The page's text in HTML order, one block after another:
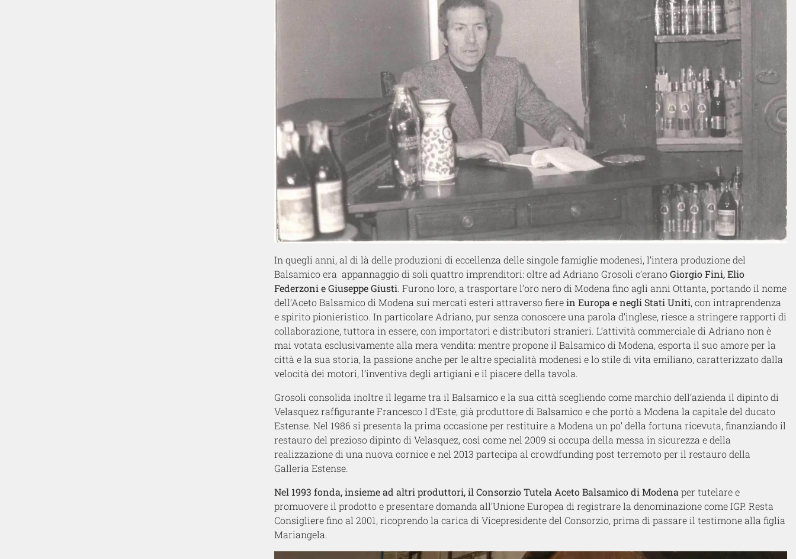
In quegli anni, al di là delle produzioni di eccellenza delle singole famiglie modenesi, l’intera produzione del
Balsamico era appannaggio di soli quattro imprenditori: oltre ad Adriano Grosoli c’eranoGiorgio Fini, Elio
Federzoni e Giuseppe Giusti. Furono loro, a trasportare l’oro nero di Modena fino agli anni Ottanta, portando il nome
dell’Aceto Balsamico di Modena sui mercati esteri attraverso fierein Europa e negli Stati Uniti, con intraprendenza
e spirito pionieristico. In particolare Adriano, pur senza conoscere una parola d’inglese, riesce a stringere rapporti di
collaborazione, tuttora in essere, con importatori e distributori stranieri. L’attività commerciale di Adriano non è
mai votata esclusivamente alla mera vendita: mentre propone il Balsamico di Modena, esporta il suo amore per la
città e la sua storia, la passione anche per le altre specialità modenesi e lo stile di vita emiliano, caratterizzato dalla
velocità dei motori, l’inventiva degli artigiani e il piacere della tavola.
Grosoli consolida inoltre il legame tra il Balsamico e la sua città scegliendo come marchio dell’azienda il dipinto di
Velasquez raffigurante Francesco I d’Este, già produttore di Balsamico e che portò a Modena la capitale del ducato
Estense. Nel 1986 si presenta la prima occasione per restituire a Modena un po’ della fortuna ricevuta, finanziando il
restauro del prezioso dipinto di Velasquez, così come nel 2009 si occupa della messa in sicurezza e della
realizzazione di una nuova cornice e nel 2013 partecipa al crowdfunding post terremoto per il restauro della
Galleria Estense.
Nel 1993 fonda, insieme ad altri produttori, il Consorzio Tutela Aceto Balsamico di Modena per tutelare e
promuovere il prodotto e presentare domanda all’Unione Europea di registrare la denominazione come IGP. Resta
Consigliere fino al 2001, ricoprendo la carica di Vicepresidente del Consorzio, prima di passare il testimone alla figlia
Mariangela.